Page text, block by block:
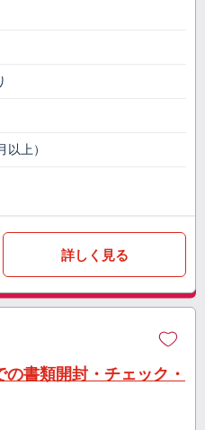
上）
詳しく見る
書類開封・チェック・